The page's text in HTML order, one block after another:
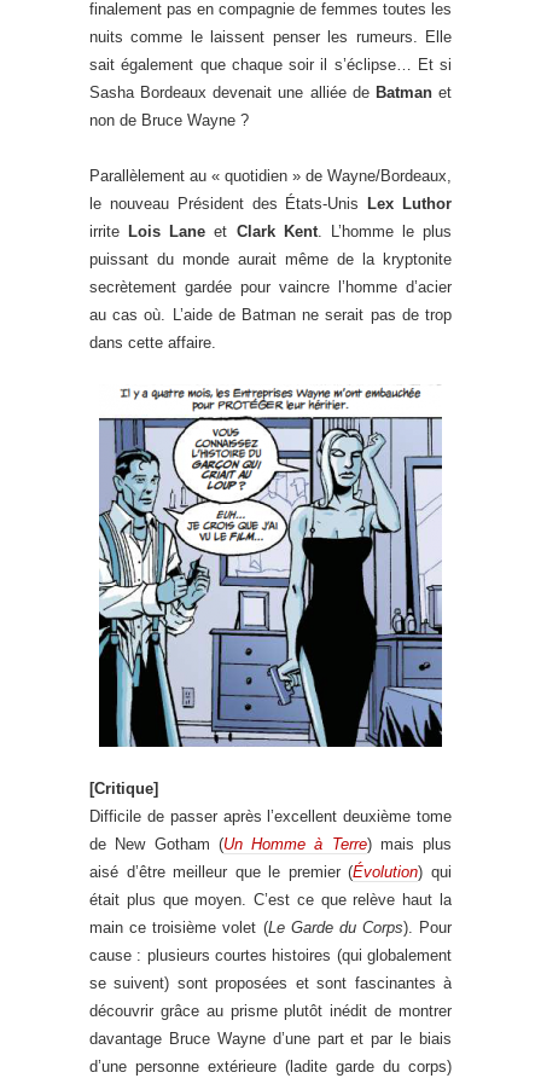
finalement pas en compagnie de femmes toutes les
nuits comme le laissent penser les rumeurs. Elle
sait également que chaque soir il s’éclipse… Et si
Sasha Bordeaux devenait une alliée de Batmanet
non de Bruce Wayne ?
Parallèlement au « quotidien » de Wayne/Bordeaux,
le nouveau Président des États-Unis
Lex Luthor
irrite Lois Lane et Clark Kent. L’homme le plus
puissant du monde aurait même de la kryptonite
secrètement gardée pour vaincre l’homme d’acier
au cas où. L’aide de Batman ne serait pas de trop
dans cette affaire.
[Critique]
Difficile de passer après l’excellent deuxième tome
de New Gotham (Un Homme à Terre) mais plus
aisé d’être meilleur que le premier (Évolution) qui
était plus que moyen. C’est ce que relève haut la
main ce troisième volet (Le Garde du Corps). Pour
cause : plusieurs courtes histoires (qui globalement
se suivent) sont proposées et sont fascinantes à
découvrir grâce au prisme plutôt inédit de montrer
davantage Bruce Wayne d’une part et par le biais
d’une personne extérieure (ladite garde du corps)